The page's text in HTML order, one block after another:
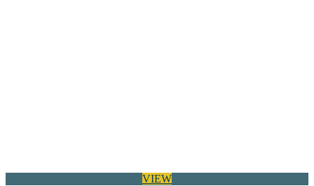
VIEW